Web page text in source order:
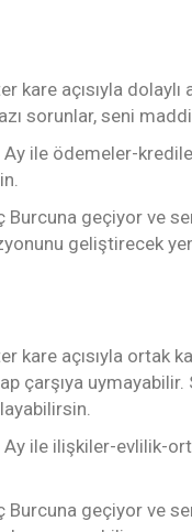
kare açısıyla
sorunlar, seni
Ay ile ödemeler-
Burcuna geçiyor ve
geliştirecek
kare açısıyla ortak
çarşıya
Ay ile ilişkiler-evlilik-
Burcuna geçiyor ve